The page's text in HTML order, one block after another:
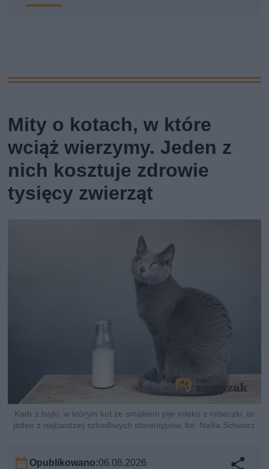
Mity o kotach, w które
wciąż wierzymy. Jeden z
nich kosztuje zdrowie
tysięcy zwierząt
Kadr z bajki, w którym kot ze smakiem pije mleko z miseczki, to
jeden z najbardziej szkodliwych stereotypów, fot. Nailia Schwarz
Opublikowano:06.08.2026